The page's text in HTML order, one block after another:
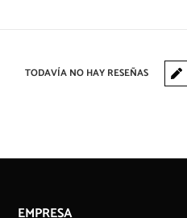
TODAVÍA NO HAY RESEÑAS